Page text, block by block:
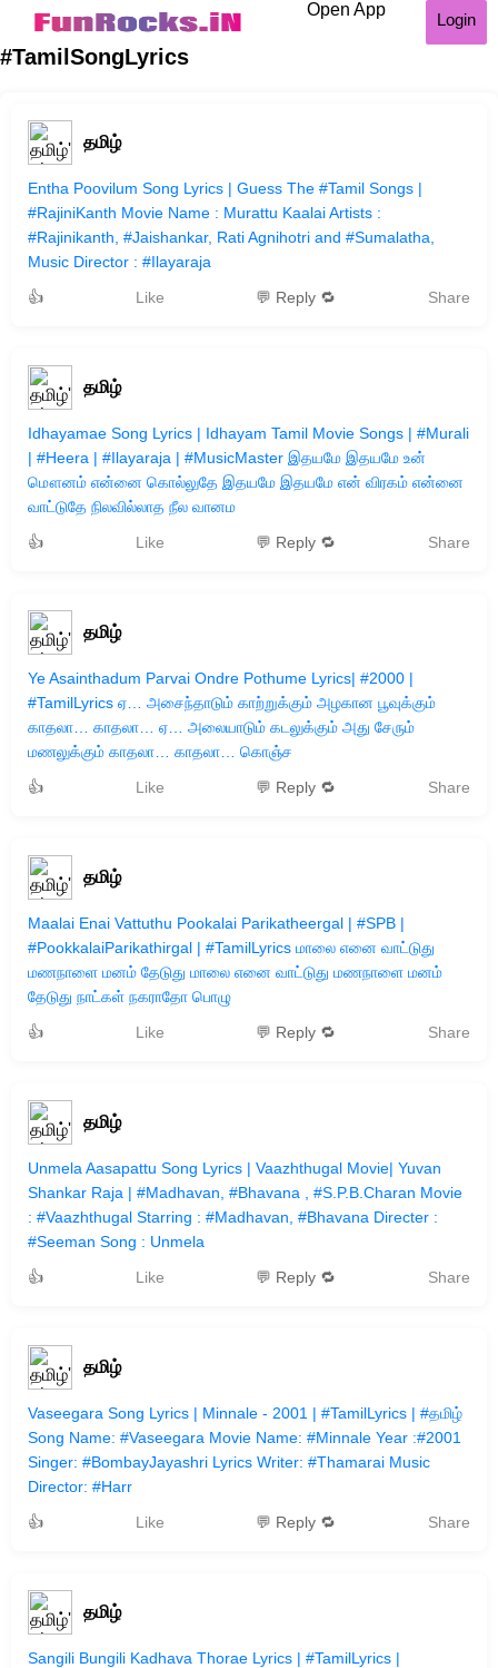
Open App
Login
#TamilSongLyrics
தமிழ்
Entha Poovilum Song Lyrics | Guess The #Tamil Songs |
#RajiniKanth Movie Name : Murattu Kaalai Artists :
#Rajinikanth, #Jaishankar, Rati Agnihotri and #Sumalatha,
Music Director : #Ilayaraja
👍
Like 💬 Reply 🔁 Share
தமிழ்
Idhayamae Song Lyrics | Idhayam Tamil Movie Songs | #Murali
| #Heera | #Ilayaraja | #MusicMaster இதயமே இதயமே உன்
மௌனம் என்னை கொல்லுதே இதயமே இதயமே என் விரகம் என்னை
வாட்டுதே நிலவில்லாத நீல வானம
👍
Like 💬 Reply 🔁 Share
தமிழ்
Ye Asainthadum Parvai Ondre Pothume Lyrics| #2000 |
#TamilLyrics ஏ… அசைந்தாடும் காற்றுக்கும் அழகான பூவுக்கும்
காதலா… காதலா… ஏ… அலையாடும் கடலுக்கும் அது சேரும்
மணலுக்கும் காதலா… காதலா… கொஞ்ச
👍
Like 💬 Reply 🔁 Share
தமிழ்
Maalai Enai Vattuthu Pookalai Parikatheergal | #SPB |
#PookkalaiParikathirgal | #TamilLyrics மாலை எனை வாட்டுது
மணநாளை மனம் தேடுது மாலை எனை வாட்டுது மணநாளை மனம்
தேடுது நாட்கள் நகராதோ பொழு
👍
Like 💬 Reply 🔁 Share
தமிழ்
Unmela Aasapattu Song Lyrics | Vaazhthugal Movie| Yuvan
Shankar Raja | #Madhavan, #Bhavana , #S.P.B.Charan Movie
: #Vaazhthugal Starring : #Madhavan, #Bhavana Directer :
#Seeman Song : Unmela
👍
Like 💬 Reply 🔁 Share
தமிழ்
Vaseegara Song Lyrics | Minnale - 2001 | #TamilLyrics | #தமிழ்
Song Name: #Vaseegara Movie Name: #Minnale Year :#2001
Singer: #BombayJayashri Lyrics Writer: #Thamarai Music
Director: #Harr
👍
Like 💬 Reply 🔁 Share
தமிழ்
Sangili Bungili Kadhava Thorae Lyrics | #TamilLyrics |